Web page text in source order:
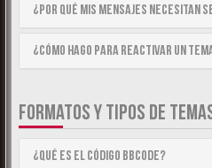
¿Por qué mis mensajes necesitan
¿Cómo hago para reactivar un
FORMATOS Y TIPOS DE
¿Qué es el código BBCode?